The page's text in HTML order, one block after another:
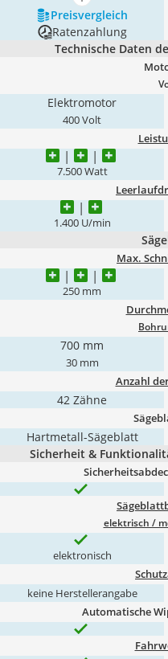
Preis­vergleich
Ratenzahlung
Technische Daten
Elektromotor
400 Volt
7.500 Watt
1.400 U/min
Max.
250 mm
700 mm
30 mm
Anzahl
42 Zähne
Hartmetall-Sägeblatt
Sicherheit &
elektrisch /
elektronisch
keine Herstellerangabe
Automatische